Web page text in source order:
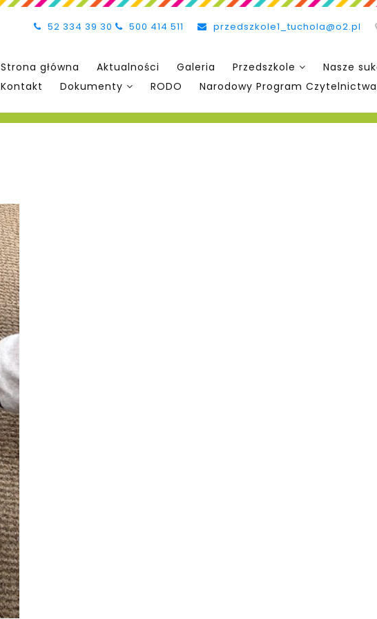
52 334 39 30 500 414 511 przedszkole1_tuchola@o2.pl
Strona główna Aktualności Galeria Przedszkole Nasze
Kontakt
Dokumenty RODO Narodowy Program